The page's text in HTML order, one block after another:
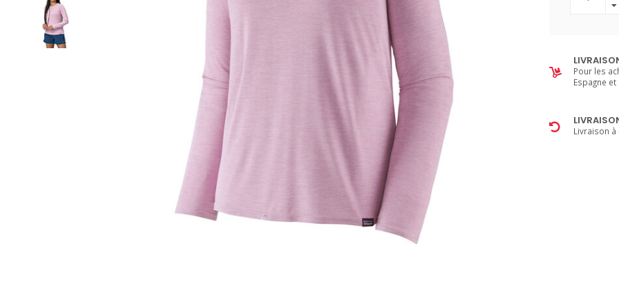
Pour les
Espagne
Livraison